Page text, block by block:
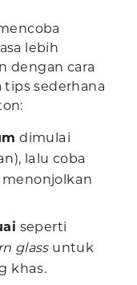
lebih
dengan cara
sederhana
dimulai
lalu coba
seperti
glassuntuk
khas.